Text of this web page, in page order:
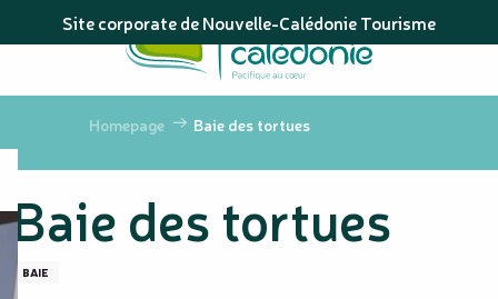
au
principal
Site corporate de Nouvelle-Calédonie Tourisme
Homepage Baie des tortues
Baie des tortues
BAIE